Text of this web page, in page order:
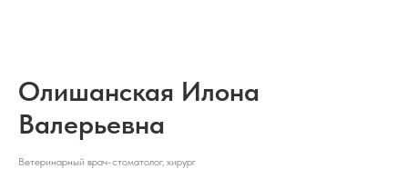
Олишанская Илона
Валерьевна
Ветеринарный врач-стоматолог, хирург